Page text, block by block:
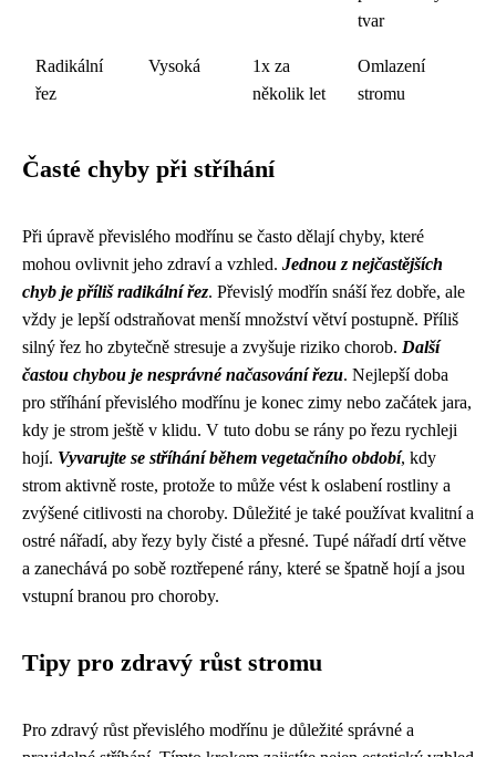
tvar
Radikální
řez
Vysoká
1x za
několik let
Omlazení
stromu
Časté chyby při stříhání
Při úpravě převislého modřínu se často dělají chyby, které
mohou ovlivnit jeho zdraví a vzhled. Jednou z nejčastějších
chyb je příliš radikální řez. Převislý modřín snáší řez dobře, ale
vždy je lepší odstraňovat menší množství větví postupně. Příliš
silný řez ho zbytečně stresuje a zvyšuje riziko chorob. Další
častou chybou je nesprávné načasování řezu. Nejlepší doba
pro stříhání převislého modřínu je konec zimy nebo začátek jara,
kdy je strom ještě v klidu. V tuto dobu se rány po řezu rychleji
hojí. Vyvarujte se stříhání během vegetačního období, kdy
strom aktivně roste, protože to může vést k oslabení rostliny a
zvýšené citlivosti na choroby. Důležité je také používat kvalitní a
ostré nářadí, aby řezy byly čisté a přesné. Tupé nářadí drtí větve
a zanechává po sobě roztřepené rány, které se špatně hojí a jsou
vstupní branou pro choroby.
Tipy pro zdravý růst stromu
Pro zdravý růst převislého modřínu je důležité správné a